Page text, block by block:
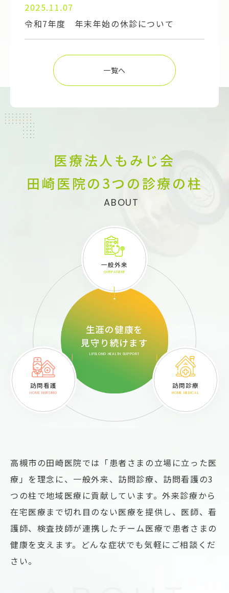
2025.11.07
令和7年度 年末年始の休診について
一覧へ
医療法人もみじ会
田崎医院の3つの診療の柱
ABOUT
生涯の健康を
見守り続けます
LIFELONG HEALTH SUPPORT
一般外来
OUTPATIENT
訪問診療
HOME MEDICAL
訪問看護
HOME NURSING
高槻市の田崎医院では「患者さまの立場に立った医
療」を理念に、一般外来、訪問診療、訪問看護の3
つの柱で地域医療に貢献しています。外来診療から
在宅医療まで切れ目のない医療を提供し、医師、看
護師、検査技師が連携したチーム医療で患者さまの
健康を支えます。どんな症状でも気軽にご相談くだ
さい。